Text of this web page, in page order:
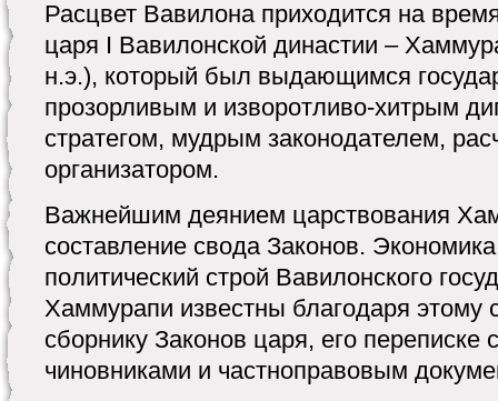
Расцвет Вавилона приходится на
царя I Вавилонской династии –
н.э.), который был выдающимся
прозорливым и изворотливо-хитрым
стратегом, мудрым законодателем,
организатором.
Важнейшим деянием царствования
составление свода Законов.
политический строй Вавилонского
Хаммурапи известны благодаря этому
сборнику Законов царя, его переписке
чиновниками и частноправовым